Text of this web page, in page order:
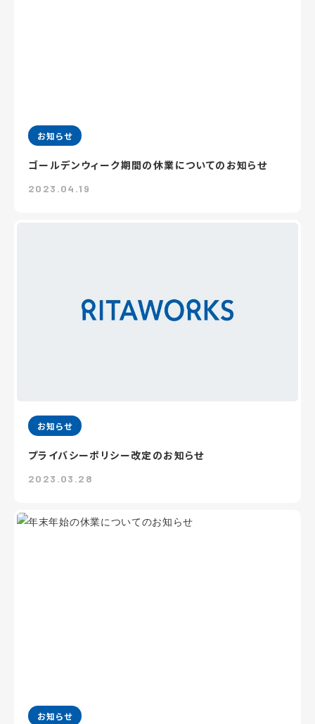
お知らせ
ゴールデンウィーク期間の休業についてのお知らせ
2023.04.19
お知らせ
プライバシーポリシー改定のお知らせ
2023.03.28
お知らせ